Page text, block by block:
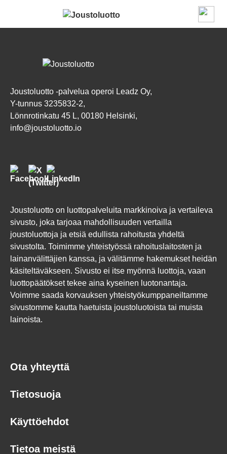
Joustoluotto -palvelua operoi Leadz Oy,
Y-tunnus 3235832-2,
Lönnrotinkatu 45 L, 00180 Helsinki,
info@joustoluotto.io
Joustoluotto on luottopalveluita markkinoiva ja vertaileva
sivusto, joka tarjoaa mahdollisuuden vertailla
joustoluottoja ja etsiä edullista rahoitusta yhdeltä
sivustolta. Toimimme yhteistyössä rahoituslaitosten ja
lainanvälittäjien kanssa, ja välitämme hakemukset heidän
käsiteltäväkseen. Sivusto ei itse myönnä luottoja, vaan
luottopäätökset tekee aina kyseinen luotonantaja.
Voimme saada korvauksen yhteistyökumppaneiltamme
sivustomme kautta haetuista joustoluotoista tai muista
lainoista.
Ota yhteyttä
Tietosuoja
Käyttöehdot
Tietoa meistä